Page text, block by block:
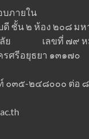
วจสอบภาย
ดี ชั้น ๒ ห้อง ๒๐๘ ม
ลัย เลขที่ ๗๙ หมู่
รศรีอยุธยา ๑๓๑๗๐
๐๓๕-๒๔๘๐๐๐ ต่อ